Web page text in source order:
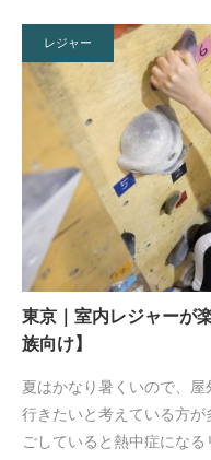
レジャー
東京｜室内レジャーが
族向け】
夏はかなり暑くいので、
行きたいと考えている方
ごしていると熱中症になる